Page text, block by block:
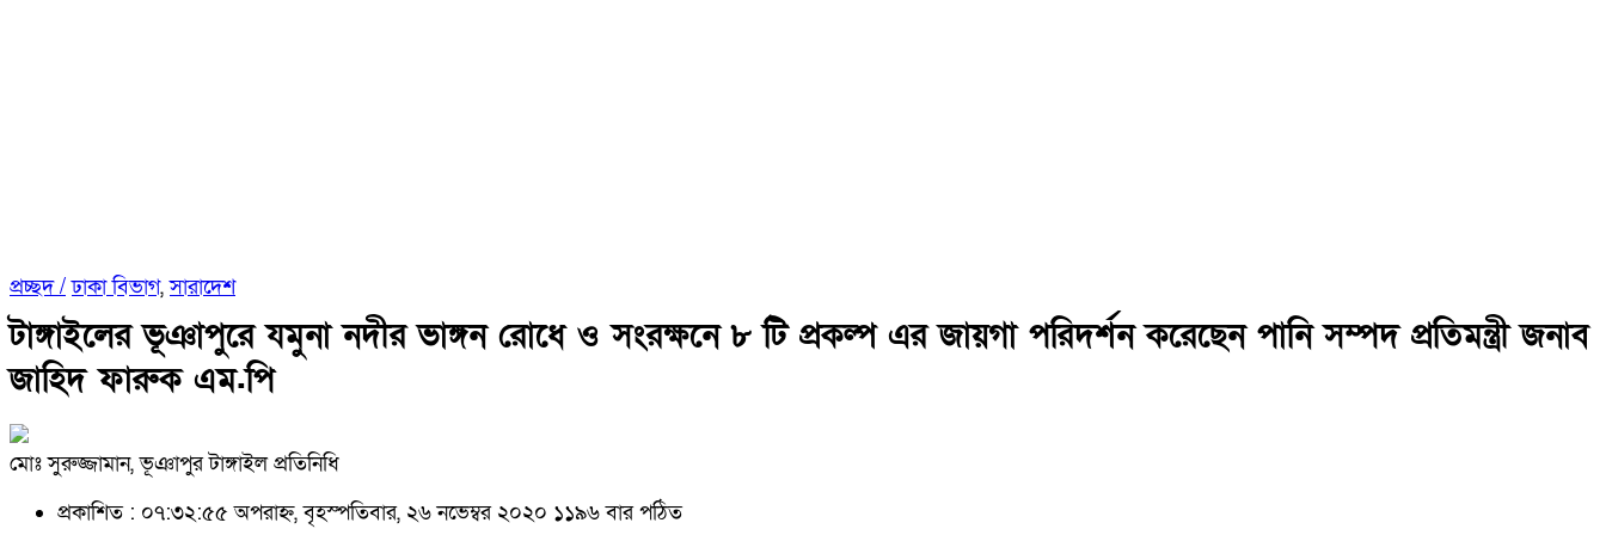
প্রচ্ছদ / ঢাকা বিভাগ,সারাদেশ
টাঙ্গাইলের ভূঞাপুরে যমুনা নদীর ভাঙ্গন রোধে ও সংরক্ষনে ৮ টি প্রকল্প এর জায়গা পরিদর্শন করেছেন পানি সম্পদ প্রতিমন্ত্রী জনাব
জাহিদ ফারুক এম.পি
মোঃ সুরুজ্জামান, ভূঞাপুর টাঙ্গাইল প্রতিনিধি
প্রকাশিত : ০৭:৩২:৫৫ অপরাহ্ন, বৃহস্পতিবার, ২৬ নভেম্বর ২০২০ ১১৯৬ বার পঠিত